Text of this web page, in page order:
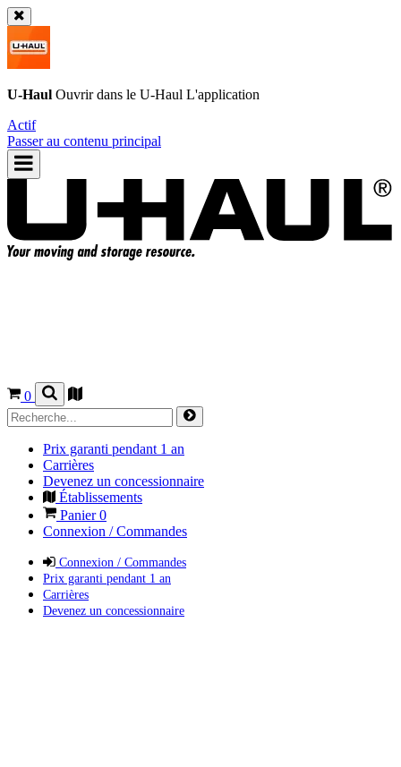
U-Haul Ouvrir dans le U-Haul L'application
Actif
Passer au contenu principal
0
Prix garanti pendant 1 an
Carrières
Devenez un concessionnaire
Établissements
Panier0
Connexion / Commandes
Connexion / Commandes
Prix garanti pendant 1 an
Carrières
Devenez un concessionnaire